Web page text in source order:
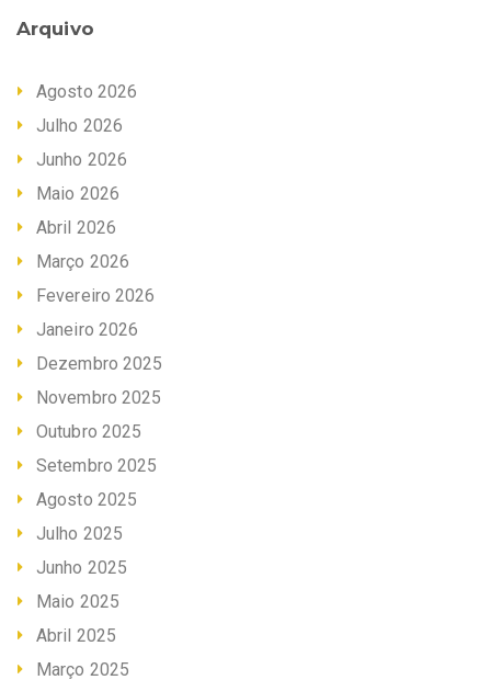
Arquivo
Agosto 2026
Julho 2026
Junho 2026
Maio 2026
Abril 2026
Março 2026
Fevereiro 2026
Janeiro 2026
Dezembro 2025
Novembro 2025
Outubro 2025
Setembro 2025
Agosto 2025
Julho 2025
Junho 2025
Maio 2025
Abril 2025
Março 2025